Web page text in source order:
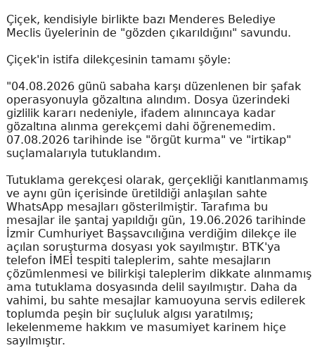
Çiçek, kendisiyle birlikte bazı Menderes Belediye
Meclis üyelerinin de "gözden çıkarıldığını" savundu.
Çiçek'in istifa dilekçesinin tamamı şöyle:
"04.08.2026 günü sabaha karşı düzenlenen bir şafak
operasyonuyla gözaltına alındım. Dosya üzerindeki
gizlilik kararı nedeniyle, ifadem alınıncaya kadar
gözaltına alınma gerekçemi dahi öğrenemedim.
07.08.2026 tarihinde ise "örgüt kurma" ve "irtikap"
suçlamalarıyla tutuklandım.
Tutuklama gerekçesi olarak, gerçekliği kanıtlanmamış
ve aynı gün içerisinde üretildiği anlaşılan sahte
WhatsApp mesajları gösterilmiştir. Tarafıma bu
mesajlar ile şantaj yapıldığı gün, 19.06.2026 tarihinde
İzmir Cumhuriyet Başsavcılığına verdiğim dilekçe ile
açılan soruşturma dosyası yok sayılmıştır. BTK'ya
telefon İMEİ tespiti taleplerim, sahte mesajların
çözümlenmesi ve bilirkişi taleplerim dikkate alınmamış
ama tutuklama dosyasında delil sayılmıştır. Daha da
vahimi, bu sahte mesajlar kamuoyuna servis edilerek
toplumda peşin bir suçluluk algısı yaratılmış;
lekelenmeme hakkım ve masumiyet karinem hiçe
sayılmıştır.